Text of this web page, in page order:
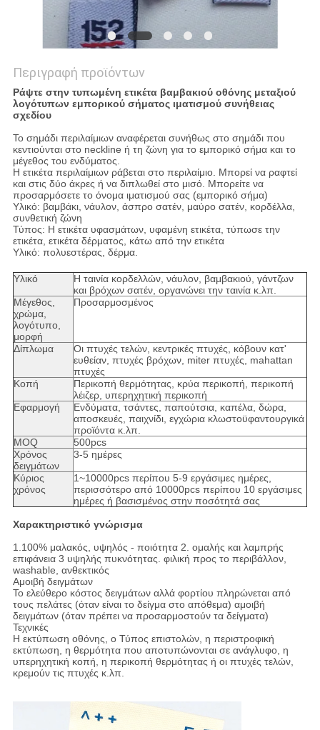
Περιγραφή προϊόντων
Ράψτε στην τυπωμένη ετικέτα βαμβακιού οθόνης μεταξιού
λογότυπων εμπορικού σήματος ιματισμού συνήθειας
σχεδίου
Το σημάδι περιλαίμιων αναφέρεται συνήθως στο σημάδι που
κεντιούνται στο neckline ή τη ζώνη για το εμπορικό σήμα και το
μέγεθος του ενδύματος.
Η ετικέτα περιλαίμιων ράβεται στο περιλαίμιο. Μπορεί να ραφτεί
και στις δύο άκρες ή να διπλωθεί στο μισό. Μπορείτε να
προσαρμόσετε το όνομα ιματισμού σας (εμπορικό σήμα)
Υλικό: βαμβάκι, νάυλον, άσπρο σατέν, μαύρο σατέν, κορδέλλα,
συνθετική ζώνη
Τύπος: Η ετικέτα υφασμάτων, υφαμένη ετικέτα, τύπωσε την
ετικέτα, ετικέτα δέρματος, κάτω από την ετικέτα
Υλικό: πολυεστέρας, δέρμα.
Υλικό
Η ταινία κορδελλών, νάυλον, βαμβακιού, γάντζων
και βρόχων σατέν, οργανώνει την ταινία κ.λπ.
Μέγεθος,
χρώμα,
λογότυπο,
μορφή
Προσαρμοσμένος
Δίπλωμα
Οι πτυχές τελών, κεντρικές πτυχές, κόβουν κατ'
ευθείαν, πτυχές βρόχων, miter πτυχές, mahattan
πτυχές
Κοπή
Περικοπή θερμότητας, κρύα περικοπή, περικοπή
λέιζερ, υπερηχητική περικοπή
Εφαρμογή
Ενδύματα, τσάντες, παπούτσια, καπέλα, δώρα,
αποσκευές, παιχνίδι, εγχώρια κλωστοϋφαντουργικά
προϊόντα κ.λπ.
MOQ
500pcs
Χρόνος
δειγμάτων
3-5 ημέρες
Κύριος
χρόνος
1~10000pcs περίπου 5-9 εργάσιμες ημέρες,
περισσότερο από 10000pcs περίπου 10 εργάσιμες
ημέρες ή βασισμένος στην ποσότητά σας
Χαρακτηριστικό γνώρισμα
1.100% μαλακός, υψηλός - ποιότητα 2. ομαλής και λαμπρής
επιφάνεια 3 υψηλής πυκνότητας. φιλική προς το περιβάλλον,
washable, ανθεκτικός
Αμοιβή δειγμάτων
Το ελεύθερο κόστος δειγμάτων αλλά φορτίου πληρώνεται από
τους πελάτες (όταν είναι το δείγμα στο απόθεμα) αμοιβή
δειγμάτων (όταν πρέπει να προσαρμοστούν τα δείγματα)
Τεχνικές
Η εκτύπωση οθόνης, ο Τύπος επιστολών, η περιστροφική
εκτύπωση, η θερμότητα που αποτυπώνονται σε ανάγλυφο, η
υπερηχητική κοπή, η περικοπή θερμότητας ή οι πτυχές τελών,
κρεμούν τις πτυχές κ.λπ.